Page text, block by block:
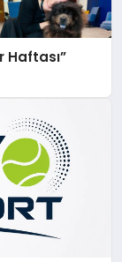
Haftası”